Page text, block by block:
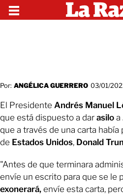
Por: ANGÉLICA GUERRERO 03/01/
El Presidente Andrés Manuel
que está dispuesto a dar asilo a
que a través de una carta
de Estados Unidos, Donald
"Antes de que terminara
envíe un escrito para que se le
exonerará, envíe esta carta,